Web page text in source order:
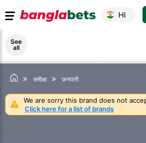
HI
See
all
समीक्षा फ़नपारी
We are sorry this brand does not
Click here for a list of brands